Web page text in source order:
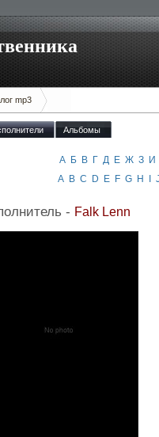
mp3
Альбомы
А Б В Г Д Е Ж З
И
A B C D E F G H
- Falk Lenn